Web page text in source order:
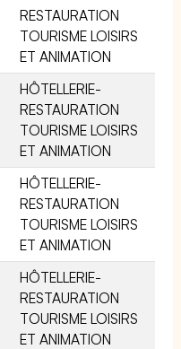
RESTAURATION
TOURISME LOISIRS
ET ANIMATION
HÔTELLERIE-
RESTAURATION
TOURISME LOISIRS
ET ANIMATION
HÔTELLERIE-
RESTAURATION
TOURISME LOISIRS
ET ANIMATION
HÔTELLERIE-
RESTAURATION
TOURISME LOISIRS
ET ANIMATION